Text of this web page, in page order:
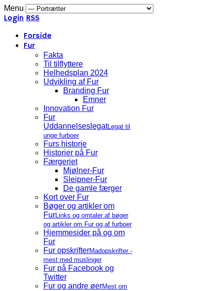
Menu
Login RSS
Forside
Fur
Fakta
Til tilflyttere
Helhedsplan 2024
Udvikling af Fur
Branding Fur
Emner
Innovation Fur
Fur
UddannelseslegatLegat til
unge furboer
Furs historie
Historier på Fur
Færgeriet
Mjølner-Fur
Sleipner-Fur
De gamle færger
Kort over Fur
Bøger og artikler om
FurLinks og omtaler af bøger
og artikler om Fur og af furboer
Hjemmesider på og om
Fur
Fur opskrifterMadopskrifter -
mest med muslinger
Fur på Facebook og
Twitter
Fur og andre øerMest om